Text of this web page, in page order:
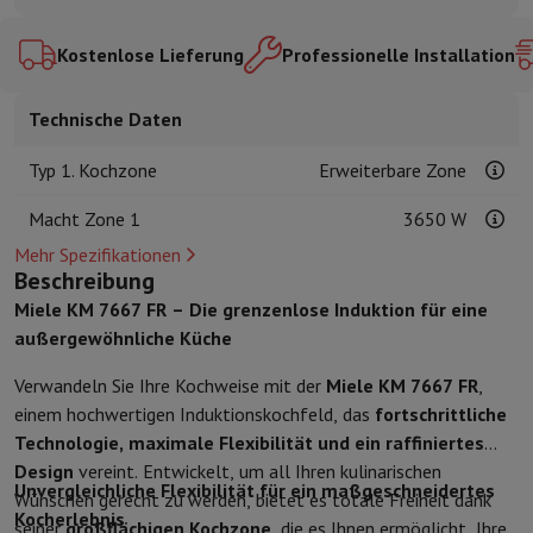
Küchenutensilien
KüchenmesserRaspeln & Schälen
Kotelieren &
Gebaeckutensilien
GetränkezubehörKaffee & Tee
AufbewahrenBrotkästen
Pflege & Gesundheit
Elektrische Zahnbürste
HaarpflegeHaarglätter
BeautyGesichtspflege Spiegel
Beauty-Accessoires
Rasur
Haarschneidemaschine
Haarentfernung
MassageMassage der FüßeMassage des RückensNacken- und
WellnessPersonenwaageBlutdruckmessgerät Kreislaufstimulator
Telefonie & Navigation
SmartphonesAlle SmartphonesApple iPhoneiPhone 17
Generalüberholte SmartphonesGeneralüberholte Smartphones
Verbundene UhrenSmartwatchApple WatchSamsung Galaxy
Kostenlose Lieferung Professionelle Installation
Technische Daten
Typ 1. Kochzone Erweiterbare Zone
Macht Zone 1
3650 W
Mehr Spezifikationen
Beschreibung
Miele KM 7667 FR – Die grenzenlose Induktion für eine
außergewöhnliche Küche
Verwandeln Sie Ihre Kochweise mit der Miele KM 7667 FR,
einem hochwertigen Induktionskochfeld, das fortschrittliche
Technologie, maximale Flexibilität und ein raffiniertes
Design vereint. Entwickelt, um all Ihren kulinarischen
Wünschen gerecht zu werden, bietet es totale Freiheit dank
seinergroßflächigen Kochzone, die es Ihnen ermöglicht, Ihre
Unvergleichliche Flexibilität für ein maßgeschneidertes
Kocherlebnis